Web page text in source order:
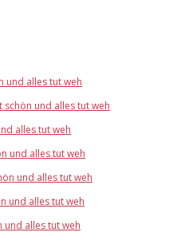
und alles tut weh
schön und alles tut weh
alles tut weh
und alles tut weh
und alles tut weh
und alles tut weh
und alles tut weh